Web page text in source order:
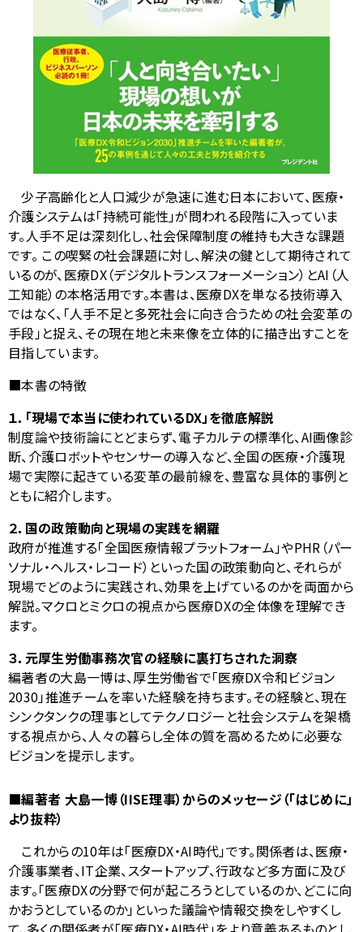
少子高齢化と人口減少が急速に進む日本において、医療・
介護システムは「持続可能性」が問われる段階に入っていま
す。人手不足は深刻化し、社会保障制度の維持も大きな課題
です。 この喫緊の社会課題に対し、解決の鍵として期待されて
いるのが、医療DX（デジタルトランスフォーメーション）とAI （人
工知能）の本格活用です。本書は、医療DXを単なる技術導入
ではなく、「人手不足と多死社会に向き合うための社会変革の
手段」と捉え、その現在地と未来像を立体的に描き出すことを
目指しています。
■本書の特徴
１．「現場で本当に使われているDX」を徹底解説
制度論や技術論にとどまらず、電子カルテの標準化、AI画像診
断、介護ロボットやセンサーの導入など、全国の医療・介護現
場で実際に起きている変革の最前線を、豊富な具体的事例と
ともに紹介します。
２．国の政策動向と現場の実践を網羅
政府が推進する「全国医療情報プラットフォーム」やPHR （パー
ソナル・ヘルス・レコード）といった国の政策動向と、それらが
現場でどのように実践され、効果を上げているのかを両面から
解説。マクロとミクロの視点から医療DXの全体像を理解でき
ます。
３．元厚生労働事務次官の経験に裏打ちされた洞察
編著者の大島一博は、厚生労働省で「医療DX令和ビジョン
2030」推進チームを率いた経験を持ちます。その経験と、現在
シンクタンクの理事としてテクノロジーと社会システムを架橋
する視点から、人々の暮らし全体の質を高めるために必要な
ビジョンを提示します。
■編著者 大島一博（IISE理事）からのメッセージ（「はじめに」
より抜粋）
これからの10年は「医療DX・AI時代」です。関係者は、医療・
介護事業者、IT企業、スタートアップ、行政など多方面に及び
ます。「医療DXの分野で何が起ころうとしているのか、どこに向
かおうとしているのか」といった議論や情報交換をしやすくし